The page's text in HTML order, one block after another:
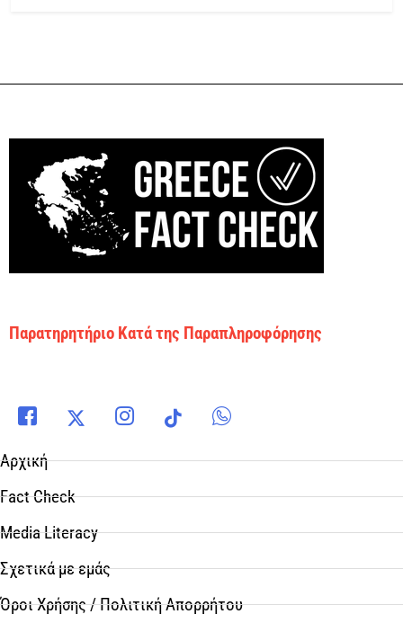
Παρατηρητήριο Κατά της Παραπληροφόρησης
Αρχική
Fact Check
Media Literacy
Σχετικά με εμάς
Όροι Χρήσης / Πολιτική Απορρήτου